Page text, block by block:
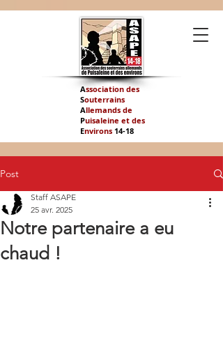
Association des
Souterrains
Allemands de
Puisaleine et des
Environs 14-18
Post
Notre partenaire a eu
chaud !
Staff ASAPE
25 avr. 2025